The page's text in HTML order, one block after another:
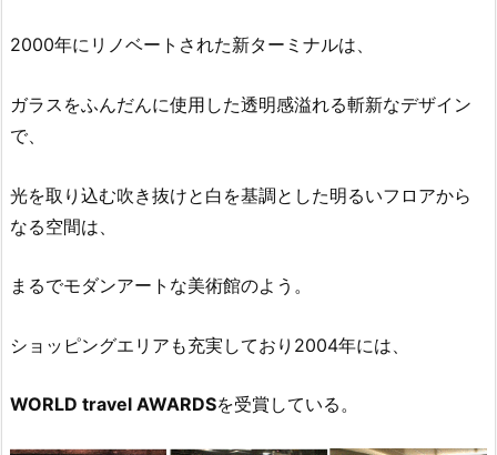
2000年にリノベートされた新ターミナルは、
ガラスをふんだんに使用した透明感溢れる斬新なデザイン
で、
光を取り込む吹き抜けと白を基調とした明るいフロアから
なる空間は、
まるでモダンアートな美術館のよう。
ショッピングエリアも充実しており2004年には、
WORLD travel AWARDSを受賞している。